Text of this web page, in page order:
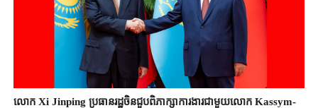
លោក Xi Jinping ប្រធានរដ្ឋចិន​ជួបពិភាក្សា​ការងារជាមួយ​លោក Kassym-